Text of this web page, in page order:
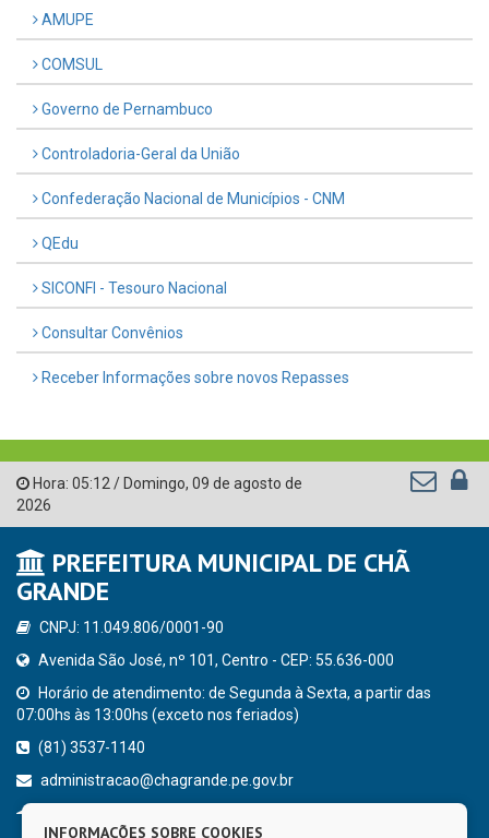
AMUPE
COMSUL
Governo de Pernambuco
Controladoria-Geral da União
Confederação Nacional de Municípios - CNM
QEdu
SICONFI - Tesouro Nacional
Consultar Convênios
Receber Informações sobre novos Repasses
Hora: 05:12 / Domingo, 09 de agosto de
2026
PREFEITURA MUNICIPAL DE CHÃ
GRANDE
CNPJ: 11.049.806/0001-90
Avenida São José, nº 101, Centro - CEP: 55.636-000
Horário de atendimento: de Segunda à Sexta, a partir das
07:00hs às 13:00hs (exceto nos feriados)
(81) 3537-1140
administracao@chagrande.pe.gov.br
INFORMAÇÕES SOBRE COOKIES